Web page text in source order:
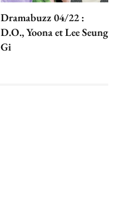
Dramabuzz 04/22 :
D.O., Yoona et Lee Seung
Gi